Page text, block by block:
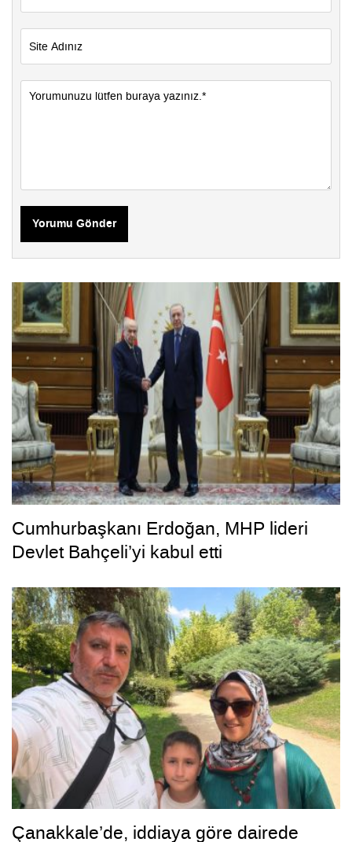
Yorumu Gönder
Cumhurbaşkanı Erdoğan, MHP lideri
Devlet Bahçeli’yi kabul etti
Çanakkale’de, iddiaya göre dairede